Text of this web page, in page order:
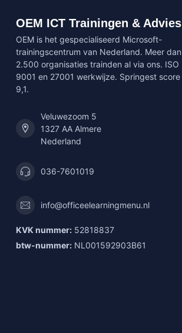
OEM ICT Trainingen & Advies
OEM is het gespecialiseerd Microsoft-
trainingscentrum van Nederland. Meer dan
2.500 organisaties trainden al via ons. ISO
9001 en 27001 werkwijze. Springest score
9,1.
Veluwezoom 5
1327 AA Almere
Nederland
036-7601019
info@officeelearningmenu.nl
KVK nummer: 52818837
btw-nummer: NL001592903B61